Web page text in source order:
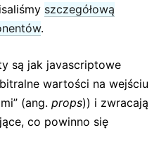
szczegółową
.
są jak javascriptowe
wartości na wejściu
(ang. props)) i zwracają
co powinno się